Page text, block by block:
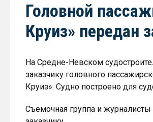
Головной
Круиз» передан
На Средне-Невском
заказчику головного
Круиз». Судно построено для
Съемочная группа и